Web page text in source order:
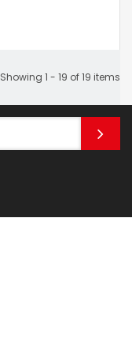
Showing 1 - 19 of 19 items